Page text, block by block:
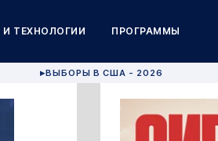
И ТЕХНОЛОГИИ ПРОГРАММЫ
▶ВЫБОРЫ В США - 2026